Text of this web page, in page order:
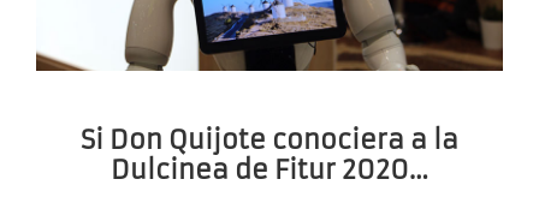
Si Don Quijote conociera a la
Dulcinea de Fitur 2020…